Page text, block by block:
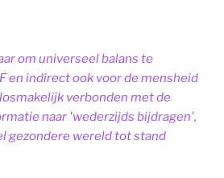
om universeel balans te
en indirect ook voor de mensheid
verbonden met de
naar 'wederzijds bijdragen',
gezondere wereld tot stand